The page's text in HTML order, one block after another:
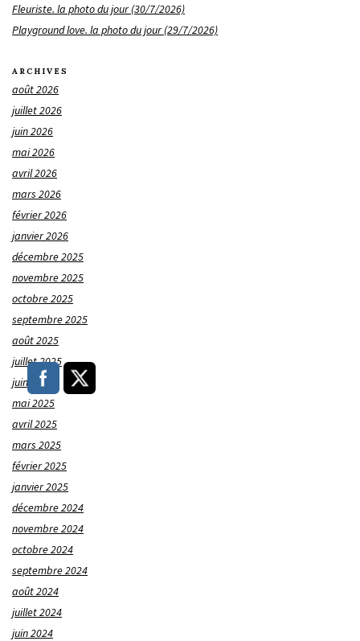
Fleuriste. la photo du jour (30/7/2026)
Playground love. la photo du jour (29/7/2026)
ARCHIVES
août 2026
juillet 2026
juin 2026
mai 2026
avril 2026
mars 2026
février 2026
janvier 2026
décembre 2025
novembre 2025
octobre 2025
septembre 2025
août 2025
juillet 2025
juin 2025
mai 2025
avril 2025
mars 2025
février 2025
janvier 2025
décembre 2024
novembre 2024
octobre 2024
septembre 2024
août 2024
juillet 2024
juin 2024